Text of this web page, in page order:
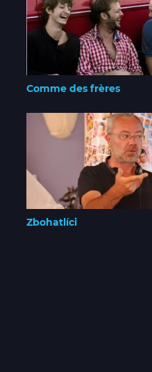
Comme des frères
Zbohatlíci